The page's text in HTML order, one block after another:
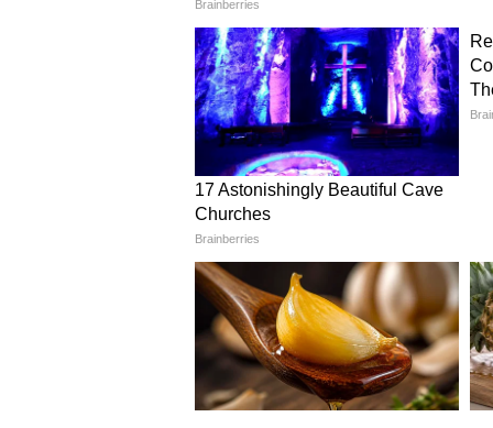
২০২৩-২৪ অর্থবর্ষের আয়কর
৩০ সেপ্টেম্বর ২০২৪
পরে ৭ অক্টোবর এবং ৩১ অক্টোবর
বৃদ্ধি করেছে কেন্দ্রীয় প্রত্যক্ষ কর